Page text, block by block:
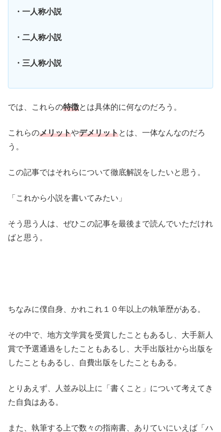
・一人称小説
・二人称小説
・三人称小説
では、これらの特徴とは具体的に何なのだろう。
これらのメリットやデメリットとは、一体なんなのだろ
う。
この記事ではそれらについて徹底解説をしたいと思う。
「これから小説を書いてみたい」
そう思う人は、ぜひこの記事を最後まで読んでいただけれ
ばと思う。
ちなみに僕自身、かれこれ１０年以上の執筆歴がある。
その中で、地方文学賞を受賞したこともあるし、大手新人
賞で予選通過をしたこともあるし、大手出版社から出版を
したこともあるし、自費出版をしたこともある。
とりあえず、人並み以上に「書くこと」について考えてき
た自負はある。
また、執筆する上で数々の指南書、ありていにいえば「ハ